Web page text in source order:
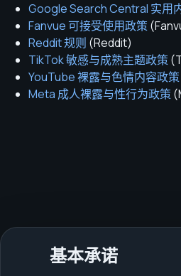
Google Search Central 实用
Fanvue 可接受使用政策 (
Reddit 规则 (Reddit)
TikTok 敏感与成熟主题政策 (
YouTube 裸露与色情内容政策
Meta 成人裸露与性行为政策 (
基本承诺